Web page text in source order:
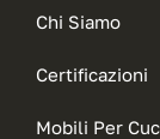
Chi Siamo
Certificazioni
Mobili Per